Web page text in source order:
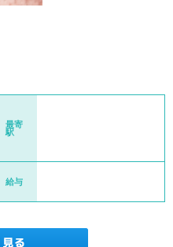
最寄
駅
給与